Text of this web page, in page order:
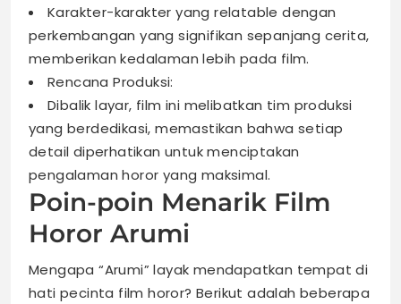
Karakter-karakter yang relatable dengan
perkembangan yang signifikan sepanjang cerita,
memberikan kedalaman lebih pada film.
Rencana Produksi:
Dibalik layar, film ini melibatkan tim produksi
yang berdedikasi, memastikan bahwa setiap
detail diperhatikan untuk menciptakan
pengalaman horor yang maksimal.
Poin-poin Menarik Film
Horor Arumi
Mengapa “Arumi” layak mendapatkan tempat di
hati pecinta film horor? Berikut adalah beberapa